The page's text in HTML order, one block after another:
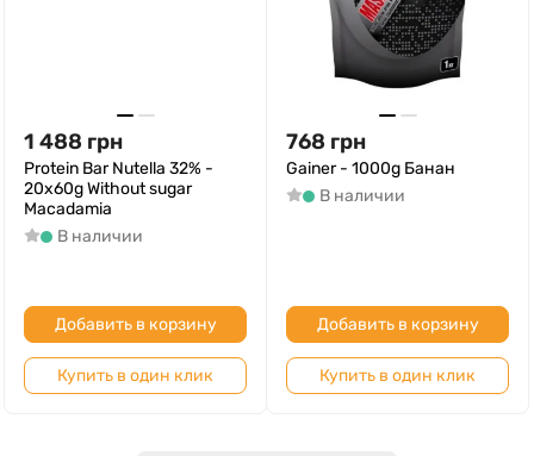
1 488 грн
Protein Bar Nutella 32% -
20x60g Without sugar
Macadamia
В наличии
Добавить в корзину
Купить в один клик
768 грн
Gainer - 1000g Банан
В наличии
Добавить в корзину
Купить в один клик